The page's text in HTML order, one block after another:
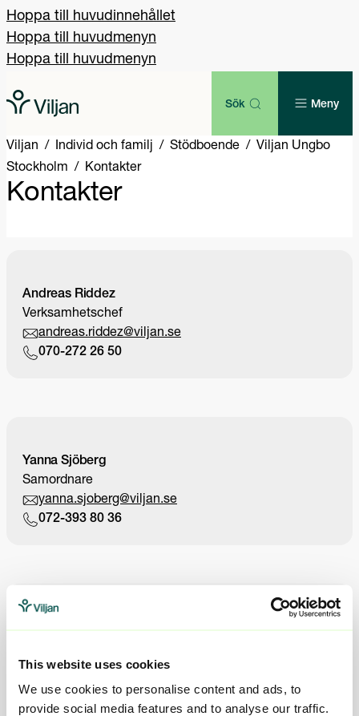
This website uses cookies
We use cookies to personalise content and ads, to
provide social media features and to analyse our traffic.
Hoppa till huvudinnehållet
Hoppa till huvudmenyn
Hoppa till huvudmenyn
Sök Meny
Viljan Individ och familj Stödboende
Viljan Ungbo
Stockholm
Kontakter
Kontakter
Andreas Riddez
Verksamhetschef
andreas.riddez@viljan.se
070-272 26 50
Yanna Sjöberg
Samordnare
yanna.sjoberg@viljan.se
072-393 80 36
Placeringsjour
010-161 54 52